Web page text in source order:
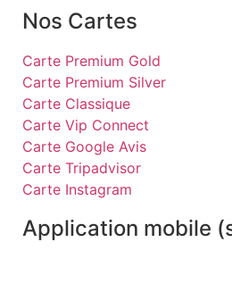
Nos Cartes
Carte Premium Gold
Carte Premium Silver
Carte Classique
Carte Vip Connect
Carte Google Avis
Carte Tripadvisor
Carte Instagram
Application mobile